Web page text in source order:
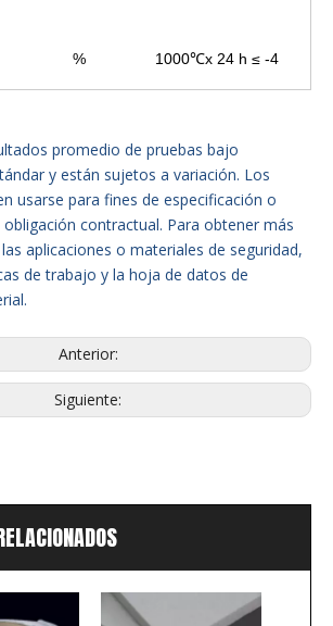
% 1000℃x 24 h ≤ -4
promedio de pruebas bajo
y están sujetos a variación. Los
usarse para fines de especificación o
contractual. Para obtener más
aplicaciones o materiales de seguridad,
de trabajo y la hoja de datos de
Anterior:
Siguiente: